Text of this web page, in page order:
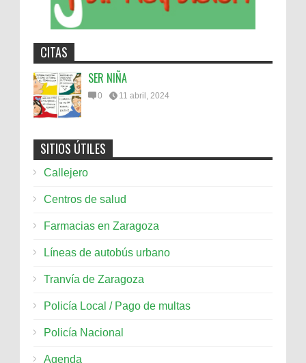
CITAS
SER NIÑA
0 11 abril, 2024
SITIOS ÚTILES
Callejero
Centros de salud
Farmacias en Zaragoza
Líneas de autobús urbano
Tranvía de Zaragoza
Policía Local / Pago de multas
Policía Nacional
Agenda